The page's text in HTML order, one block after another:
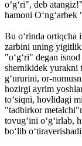
o‘g‘ri", deb
hamoni
Bu o‘rinda ortiqcha
zarbini uning yigitlik
"o‘g‘ri" degan
shernikidek yurakni
g‘ururini, or-
hozirgi ayrim
to‘siqni, hovlidagi
"tadbirkor
tovug‘ini o‘g‘irlab,
bo‘lib